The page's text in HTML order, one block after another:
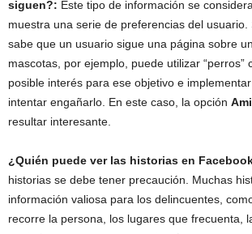
siguen?: Este tipo de información se
muestra una serie de preferencias del usuario.
sabe que un usuario sigue una página sobre
mascotas, por ejemplo, puede utilizar “perros”
posible interés para ese objetivo e
intentar engañarlo. En este caso, la opción
resultar interesante.
¿Quién puede ver las historias en
historias se debe tener precaución. Muchas
información valiosa para los delincuentes,
recorre la persona, los lugares que frecuenta,